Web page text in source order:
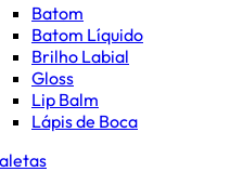
Batom
Batom Líquido
Brilho Labial
Gloss
Lip Balm
Lápis de Boca